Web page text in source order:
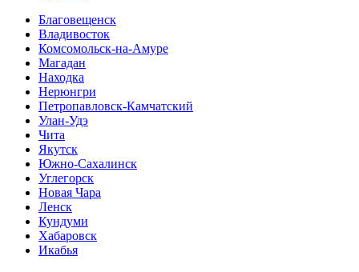
Благовещенск
Владивосток
Комсомольск-на-Амуре
Магадан
Находка
Нерюнгри
Петропавловск-Камчатский
Улан-Удэ
Чита
Якутск
Южно-Сахалинск
Углегорск
Новая Чара
Ленск
Кундуми
Хабаровск
Икабья